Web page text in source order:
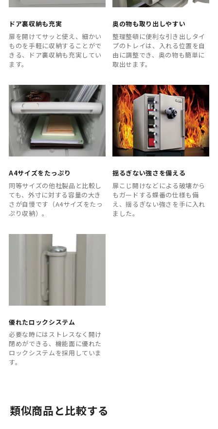
ドア裏収納も充実
扉を開けてサッと使え、細かい
ものを手軽に収納することがで
きる、ドア裏収納も充実してい
ます。
奥の物も取り出しやすい
整理整頓に便利な引き出しタイ
プのトレイは、入れる位置を自
由に調整でき、奥の物も簡単に
取出せます。
A4サイズをたっぷり
同等サイズの他社製品と比較し
ても、外寸に対する容量の大き
さが自慢です（A4サイズをたっ
ぷり収納）。
揺るぎない強さを備える
扉こじ開けなどによる破壊から
もガードする蝶番の仕様も備
え、揺るぎない強さを手に入れ
ました。
優れたロックシステム
必要な時にはストレスなく開け
閉めができる、機能面に優れた
ロックシステムを採用していま
す。
類似商品と比較する